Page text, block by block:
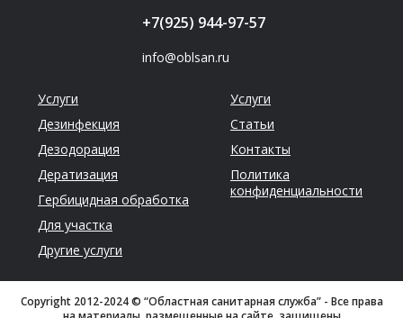
+7(925) 944-97-57
info@oblsan.ru
Услуги
Дезинфекция
Дезодорация
Дератизация
Гербицидная обработка
Для участка
Другие услуги
Услуги
Статьи
Контакты
Политика
конфиденциальности
Copyright 2012-2024 © “Областная санитарная служба” - Все права